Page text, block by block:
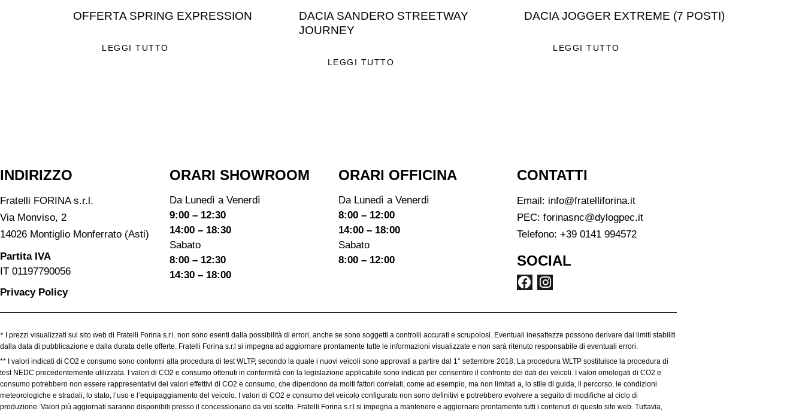
OFFERTA SPRING EXPRESSION
LEGGI TUTTO
DACIA SANDERO STREETWAY
JOURNEY
LEGGI TUTTO
DACIA JOGGER EXTREME (7 POSTI)
LEGGI TUTTO
INDIRIZZO
Fratelli FORINA s.r.l.
Via Monviso, 2
14026 Montiglio Monferrato (Asti)
Partita IVA
IT 01197790056
Privacy Policy
ORARI SHOWROOM​
Da Lunedì a Venerdì
9:00 – 12:30
14:00 – 18:30
Sabato
8:00 – 12:30
14:30 – 18:00
ORARI OFFICINA
Da Lunedì a Venerdì
8:00 – 12:00
14:00 – 18:00
Sabato
8:00 – 12:00
CONTATTI
Email: info@fratelliforina.it
PEC: forinasnc@dylogpec.it
Telefono: +39 0141 994572
SOCIAL
* I prezzi visualizzati sul sito web di Fratelli Forina s.r.l. non sono esenti dalla possibilità di errori, anche se sono soggetti a controlli accurati e scrupolosi. Eventuali inesattezze possono derivare dai limiti stabiliti
dalla data di pubblicazione e dalla durata delle offerte. Fratelli Forina s.r.l si impegna ad aggiornare prontamente tutte le informazioni visualizzate e non sarà ritenuto responsabile di eventuali errori.
** I valori indicati di CO2 e consumo sono conformi alla procedura di test WLTP, secondo la quale i nuovi veicoli sono approvati a partire dal 1° settembre 2018. La procedura WLTP sostituisce la procedura di
test NEDC precedentemente utilizzata. I valori di CO2 e consumo ottenuti in conformità con la legislazione applicabile sono indicati per consentire il confronto dei dati dei veicoli. I valori omologati di CO2 e
consumo potrebbero non essere rappresentativi dei valori effettivi di CO2 e consumo, che dipendono da molti fattori correlati, come ad esempio, ma non limitati a, lo stile di guida, il percorso, le condizioni
meteorologiche e stradali, lo stato, l’uso e l’equipaggiamento del veicolo. I valori di CO2 e consumo del veicolo configurato non sono definitivi e potrebbero evolvere a seguito di modifiche al ciclo di
produzione. Valori più aggiornati saranno disponibili presso il concessionario da voi scelto. Fratelli Forina s.r.l si impegna a mantenere e aggiornare prontamente tutti i contenuti di questo sito web. Tuttavia,